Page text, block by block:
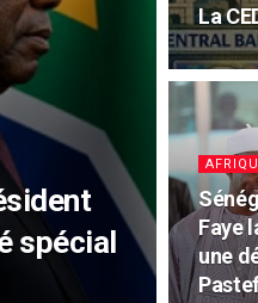
spécial
La
Faye
une